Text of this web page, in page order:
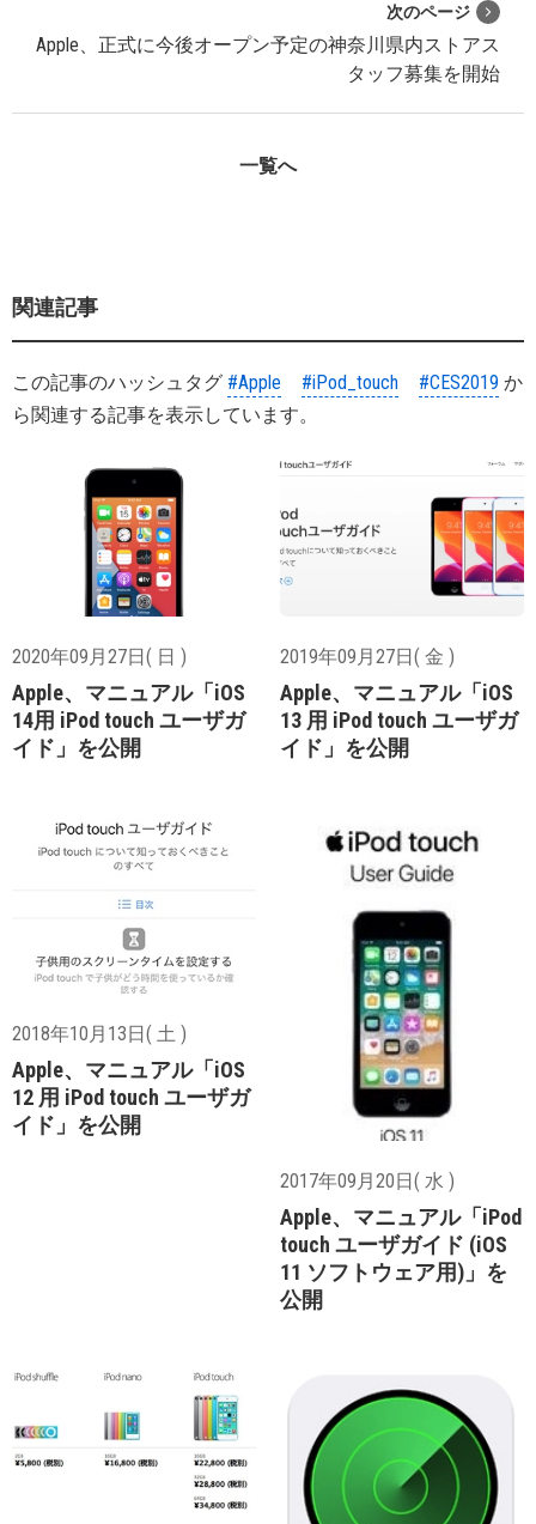
次のページ
Apple、正式に今後オープン予定の神奈川県内ストアス
タッフ募集を開始
一覧へ
関連記事
この記事のハッシュタグ #Apple #iPod_touch #CES2019 か
ら関連する記事を表示しています。
2020年09月27日( 日 )
Apple、マニュアル「iOS
14用 iPod touch ユーザガ
イド」を公開
2019年09月27日( 金 )
Apple、マニュアル「iOS
13 用 iPod touch ユーザガ
イド」を公開
2018年10月13日( 土 )
Apple、マニュアル「iOS
12 用 iPod touch ユーザガ
イド」を公開
2017年09月20日( 水 )
Apple、マニュアル「iPod
touch ユーザガイド (iOS
11 ソフトウェア用)」を
公開